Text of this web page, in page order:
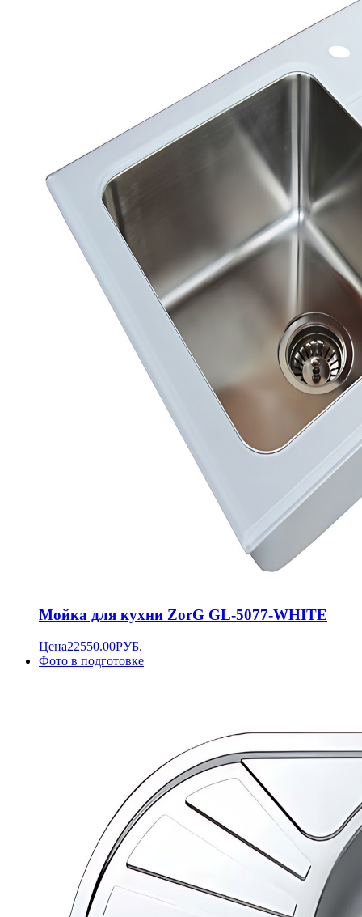
Мойка для кухни ZorG GL-5077-WHITE
Цена22550.00РУБ.
Фото в подготовке